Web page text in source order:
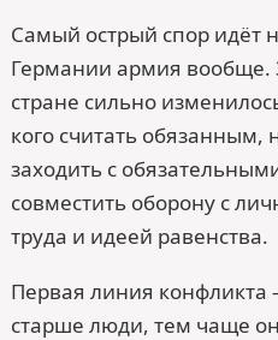
Самый острый спор идёт
Германии армия вообще.
стране сильно
кого считать обязанным,
заходить с
совместить оборону с
труда и идеей равенства.
Первая линия конфликта
старше люди, тем чаще